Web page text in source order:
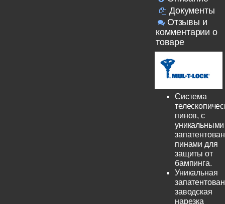
Документы
Отзывы и
комментарии о
товаре
Система
пинов, с
уникальными
пинами для
защиты от
бампинга.
Уникальная
заводская
нарезка